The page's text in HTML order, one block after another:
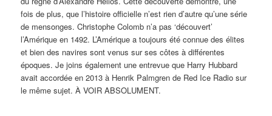
fois de plus, que l’histoire officielle n’est rien d’autre qu’une série
de mensonges. Christophe Colomb n’a pas ‘découvert’
l’Amérique en 1492. L’Amérique a toujours été connue des élites
et bien des navires sont venus sur ses côtes à différentes
époques. Je joins également une entrevue que Harry Hubbard
avait accordée en 2013 à Henrik Palmgren de Red Ice Radio sur
le même sujet. À VOIR ABSOLUMENT.